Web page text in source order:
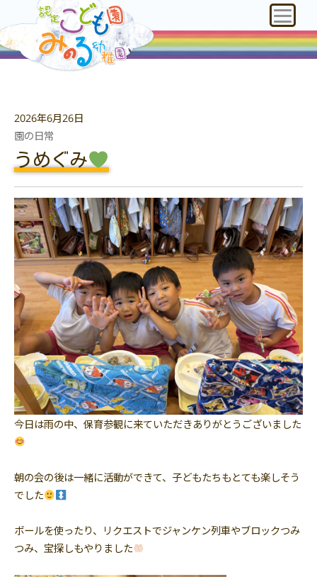
2026年6月26日
園の日常
うめぐみ
今日は雨の中、保育参観に来ていただきありがとうございました
朝の会の後は一緒に活動ができて、子どもたちもとても楽しそう
でした
ボールを使ったり、リクエストでジャンケン列車やブロックつみ
つみ、宝探しもやりました